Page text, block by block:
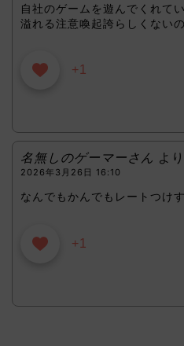
自社のゲームを遊んでくれて
溢れる注意喚起誇らしくない
+1
名無しのゲーマーさん よ
2026年3月26日 16:10
なんでもかんでもレートつけ
+1